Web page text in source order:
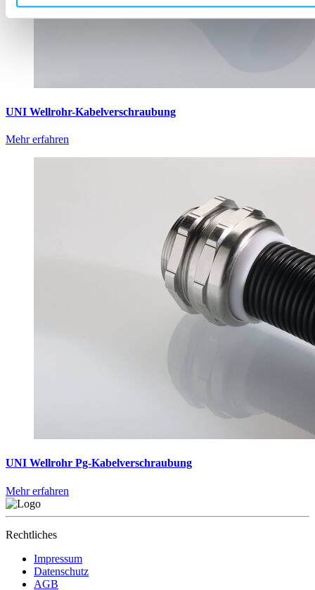
UNI Wellrohr-Kabelverschraubung
Mehr erfahren
UNI Wellrohr Pg-Kabelverschraubung
Mehr erfahren
Rechtliches
Impressum
Datenschutz
AGB